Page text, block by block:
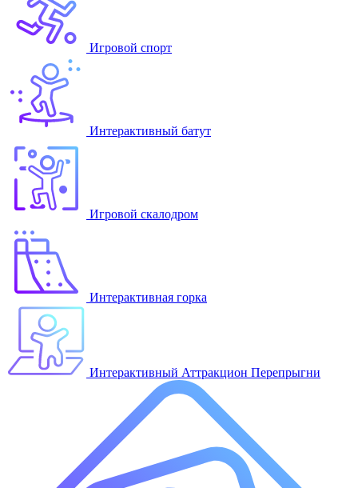
Игровой спорт
Интерактивный батут
Игровой скалодром
Интерактивная горка
Интерактивный Аттракцион Перепрыгни